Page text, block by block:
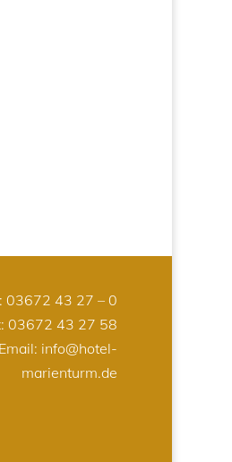
03672 43 27 – 0
03672 43 27 58
Email: info@hotel-
marienturm.de